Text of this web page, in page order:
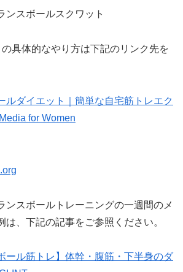
ンスボールスクワット
具体的なやり方は下記のリンク先を
ルダイエット｜簡単な自宅筋トレエク
for Women
ンスボールトレーニングの一週間のメ
は、下記の記事をご参照ください。
ール筋トレ】体幹・腹筋・下半身のダ